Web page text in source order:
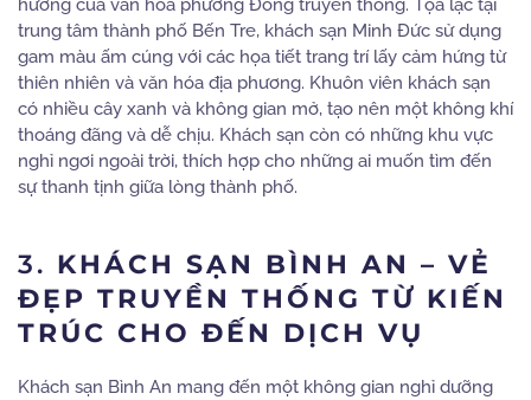
hưởng của văn hóa phương Đông truyền thống. Tọa lạc tại
trung tâm thành phố Bến Tre, khách sạn Minh Đức sử dụng
gam màu ấm cúng với các họa tiết trang trí lấy cảm hứng từ
thiên nhiên và văn hóa địa phương. Khuôn viên khách sạn
có nhiều cây xanh và không gian mở, tạo nên một không khí
thoáng đãng và dễ chịu. Khách sạn còn có những khu vực
nghỉ ngơi ngoài trời, thích hợp cho những ai muốn tìm đến
sự thanh tịnh giữa lòng thành phố.
3. KHÁCH SẠN BÌNH AN – VẺ
ĐẸP TRUYỀN THỐNG TỪ KIẾN
TRÚC CHO ĐẾN DỊCH VỤ
Khách sạn Bình An mang đến một không gian nghỉ dưỡng